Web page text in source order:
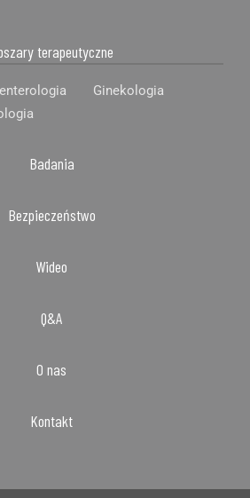
terapeutyczne
Badania
Bezpieczeństwo
Wideo
Q&A
O nas
Kontakt
Ginekologia